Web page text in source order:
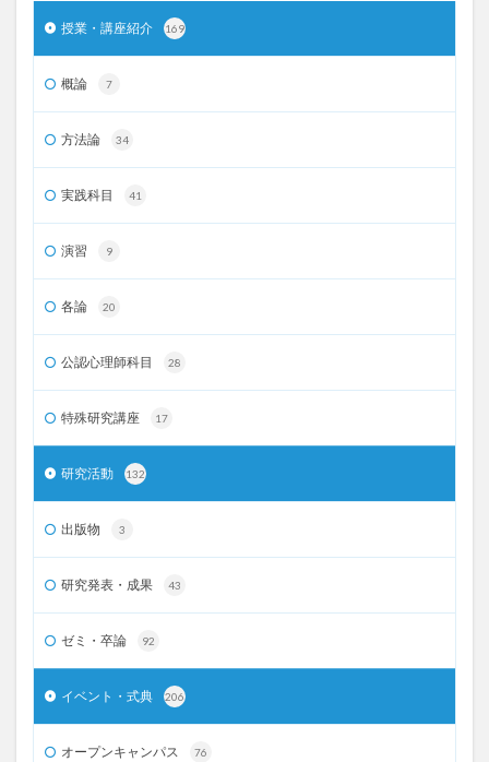
授業・講座紹介 169
概論 7
方法論 34
実践科目 41
演習 9
各論 20
公認心理師科目 28
特殊研究講座 17
研究活動 132
出版物 3
研究発表・成果 43
ゼミ・卒論 92
イベント・式典 206
オープンキャンパス 76